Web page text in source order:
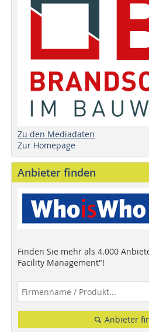
Zu den Mediadaten
Zur Homepage
Anbieter finden
Finden Sie mehr als 4.000
Facility Management"!
Anbieter